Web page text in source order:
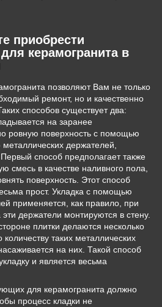
приобрести
керамогранита в
позволяют Вам не только
ремонт, но и качественно
способов существует два:
на заранее
ровную поверхность с помощью
держателей,
способ предполагает также
смесь в качестве наливного пола,
поверхность. Этот способ
прост. Укладка с помощью
применяется, как правило, при
держатели монтируются в стену.
плитки делаются несколько
количеству таких металлических
на них. Такой способ
и является весьма
для керамогранита должно
процесс кладки не